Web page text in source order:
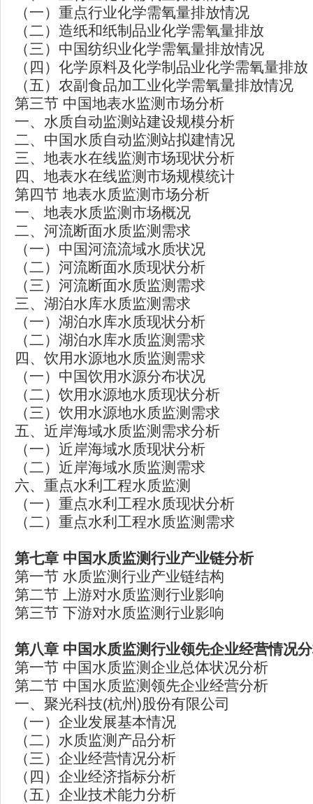
（一）重点行业化学需氧量排放情况
（二）造纸和纸制品业化学需氧量排放
（三）中国纺织业化学需氧量排放情况
（四）化学原料及化学制品业化学需氧量排放
（五）农副食品加工业化学需氧量排放情况
第三节 中国地表水监测市场分析
一、水质自动监测站建设规模分析
二、中国水质自动监测站拟建情况
三、地表水在线监测市场现状分析
四、地表水在线监测市场规模统计
第四节 地表水质监测市场分析
一、地表水质监测市场概况
二、河流断面水质监测需求
（一）中国河流流域水质状况
（二）河流断面水质现状分析
（三）河流断面水质监测需求
三、湖泊水库水质监测需求
（一）湖泊水库水质现状分析
（二）湖泊水库水质监测需求
四、饮用水源地水质监测需求
（一）中国饮用水源分布状况
（二）饮用水源地水质现状分析
（三）饮用水源地水质监测需求
五、近岸海域水质监测需求分析
（一）近岸海域水质现状分析
（二）近岸海域水质监测需求
六、重点水利工程水质监测
（一）重点水利工程水质现状分析
（二）重点水利工程水质监测需求
第七章 中国水质监测行业产业链分析
第一节 水质监测行业产业链结构
第二节 上游对水质监测行业影响
第三节 下游对水质监测行业影响
第八章 中国水质监测行业领先企业经营情况
第一节 中国水质监测企业总体状况分析
第二节 中国水质监测领先企业经营分析
一、聚光科技(杭州)股份有限公司
（一）企业发展基本情况
（二）水质监测产品分析
（三）企业经营情况分析
（四）企业经济指标分析
（五）企业技术能力分析